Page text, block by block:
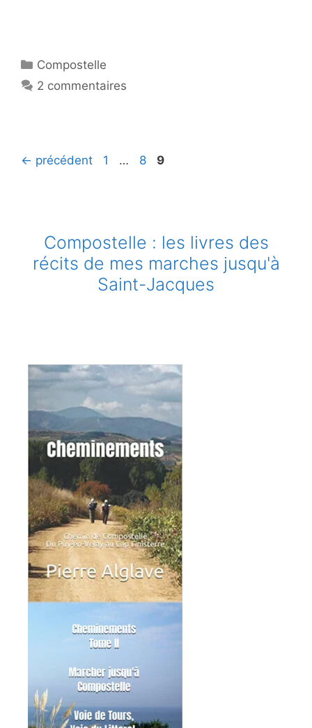
Catégories
Compostelle
2 commentaires
← précédent Page
1 … Page
8 Page
9
Compostelle : les livres des
récits de mes marches jusqu'à
Saint-Jacques